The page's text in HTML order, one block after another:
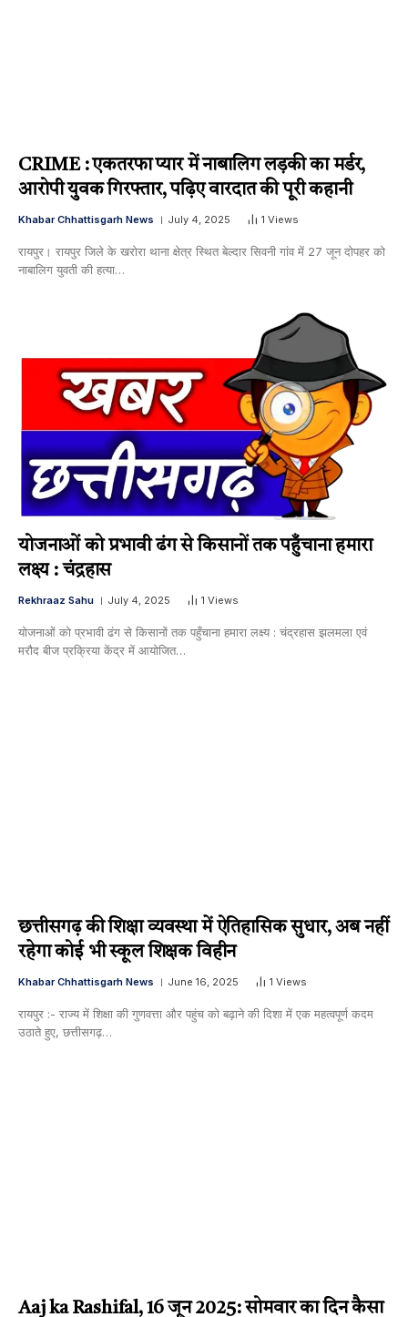
CRIME : एकतरफा प्यार में नाबालिग लड़की का मर्डर,
आरोपी युवक गिरफ्तार, पढ़िए वारदात की पूरी कहानी
Khabar Chhattisgarh News July 4, 2025 1 Views
रायपुर। रायपुर जिले के खरोरा थाना क्षेत्र स्थित बेल्दार सिवनी गांव में 27 जून दोपहर को
नाबालिग युवती की हत्या…
योजनाओं को प्रभावी ढंग से किसानों तक पहुँचाना हमारा
लक्ष्य : चंद्रहास
Rekhraaz Sahu July 4, 2025 1 Views
योजनाओं को प्रभावी ढंग से किसानों तक पहुँचाना हमारा लक्ष्य : चंद्रहास झलमला एवं
मराैद बीज प्रक्रिया केंद्र में आयोजित…
छत्तीसगढ़ की शिक्षा व्यवस्था में ऐतिहासिक सुधार, अब नहीं
रहेगा कोई भी स्कूल शिक्षक विहीन
Khabar Chhattisgarh News June 16, 2025 1 Views
रायपुर :- राज्य में शिक्षा की गुणवत्ता और पहुंच को बढ़ाने की दिशा में एक महत्वपूर्ण कदम
उठाते हुए, छत्तीसगढ़…
Aaj ka Rashifal, 16 जून 2025: सोमवार का दिन कैसा